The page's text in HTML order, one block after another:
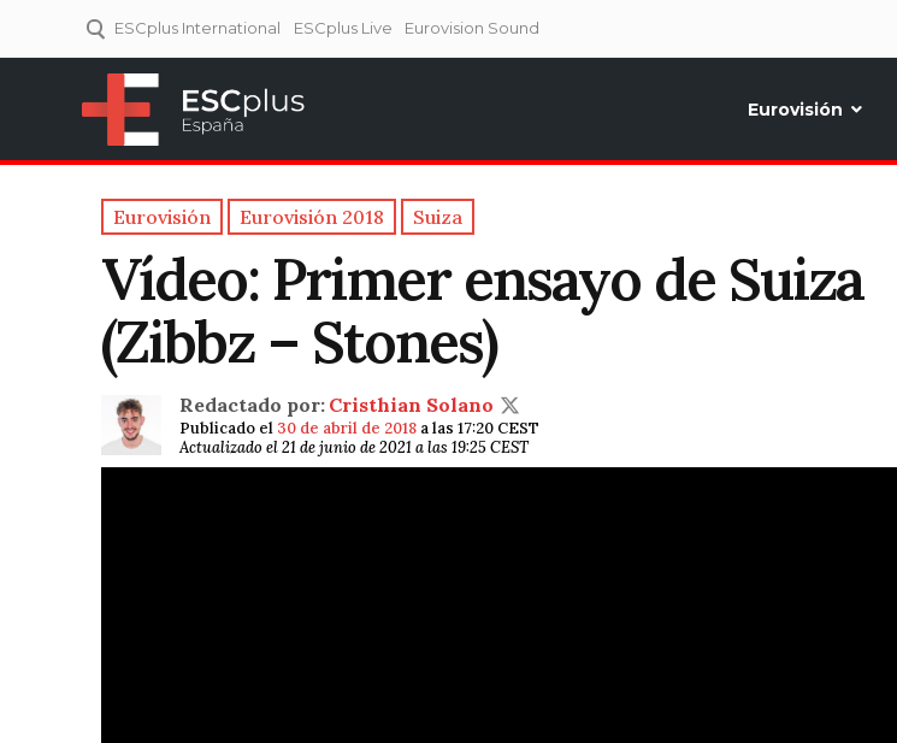
ESCplus International ESCplus Live Eurovision Sound
Eurovisión
Eurovisión Eurovisión 2018 Suiza
Vídeo: Primer ensayo de Suiza
(Zibbz – Stones)
Redactado por: Cristhian Solano
Publicado el 30 de abril de 2018 a las 17:20 CEST
Actualizado el 21 de junio de 2021 a las 19:25 CEST